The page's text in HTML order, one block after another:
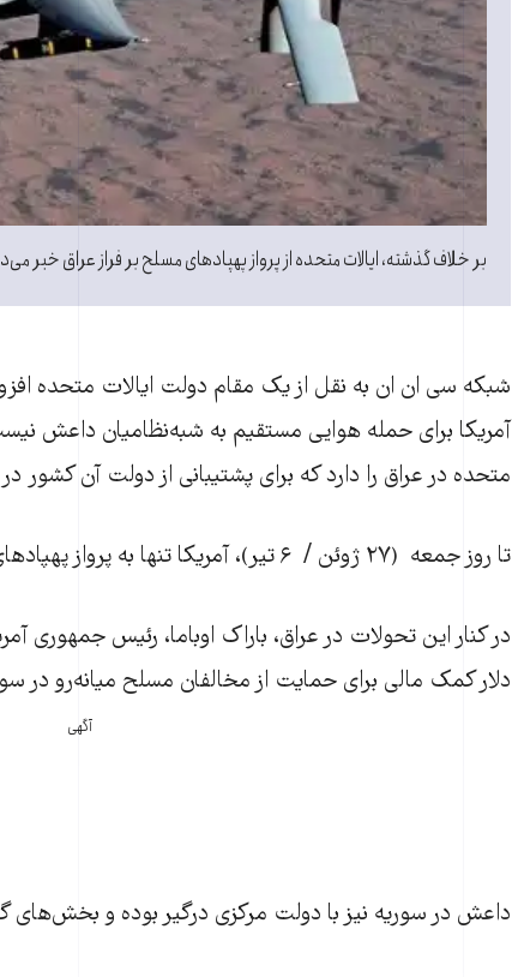
بر خلاف گذشته، ایالات متحده از پرواز پهپادهای مسلح بر فراز عراق خبر
شبکه سی‌ ان ان به نقل از یک مقام دولت ایالات متحده
آمریکا برای حمله هوایی مستقیم به شبه‌نظامیان داعش
متحده در عراق را دارد که برای پشتیبانی از دولت آن کشور
تا روز جمعه (۲۷ ژوئن / ۶ تیر)، آمریکا تنها به پرواز پهپادهای غیرمسلح در عراق اشاره می‌کرد.
دلار کمک مالی برای حمایت از مخالفان مسلح میانه‌رو در
آگهی
داعش در سوریه نیز با دولت مرکزی درگیر بوده و بخش‌های